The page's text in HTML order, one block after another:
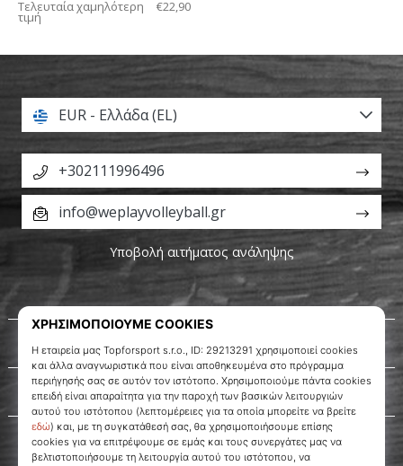
Τελευταία χαμηλότερη
τιμή
€22,90
Σχετικά μ' εμάς
Εξυπηρέτηση πελατών
EUR - Ελλάδα (EL)
+302111996496
info@weplayvolleyball.gr
Υποβολή αιτήματος ανάληψης